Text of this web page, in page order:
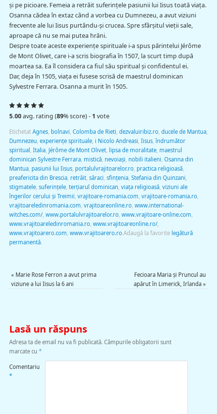
și pe picioare. Femeia a retrăit suferințele pasiunii lui Iisus toată viața.
Osanna cădea în extaz când a vorbea cu Dumnezeu, a avut viziuni
frecvente ale lui Iisus purtându-şi crucea. Spre sfârșitul vieții sale,
aproape că nu se mai putea hrăni.
Despre toate aceste experiențe spirituale i-a spus părintelui Jérôme
de Mont Olivet, care i-a scris biografia în 1507, la scurt timp după
moartea sa. Ea îl considera ca fiul său spiritual și confidentul ei.
Dar, deja în 1505, viața ei fusese scrisă de maestrul dominican
Sylvestre Ferrara. Osanna a murit în 1505.
5.00avg. rating (89% score) - 1 vote
Etichetat Agnes, bolnavi, Colomba de Rieti, dezvaluiribiz.ro, ducele de Mantua,
Dumnezeu, experiențe spirituale, i Nicolo Andreasi, Iisus,îndrumător
spiritual , Italia, Jérôme de Mont Olivet, lipsa de moralitate, maestrul
dominican Sylvestre Ferrara, mistică, nevoiași, nobili italieni, Osanna din
Mantua, pasiunii lui Iisus, portalulvrajitoarelor.ro, practica religioasă,
preafericita din Brescia, retrăit, săraci, sfințenia, Stefania din Quinzani,
stigmatele, suferințele, terțiarul dominican, viața religioasă, viziuni ale
îngerilor cerului și Treimii, vrajitoare-romania.com, vrajitoare-romania.ro,
vrajitoareledinromania.com, vrajitoareonline.ro, www.international-
witches.com/, www.portalulvrajitoarelor.ro, www.vrajitoare-online.com,
www.vrajitoareledinromania.ro, www.vrajitoareonline.ro/,
www.vrajitoarero.com, www.vrajitoarero.ro.Adaugă la favorite legătură
permanentă.
« Marie Rose Ferron a avut prima
viziune a lui Iisus la 6 ani
Fecioara Maria şi Pruncul au
apărut în Limerick, Irlanda»
Lasă un răspuns
Adresa ta de email nu va fi publicată. Câmpurile obligatorii sunt
marcate cu *
Comentariu
*